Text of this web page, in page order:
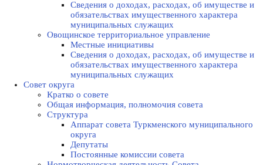
Сведения о доходах, расходах, об имуществе и
обязательствах имущественного характера
муниципальных служащих
Овощинское территориальное управление
Местные инициативы
Сведения о доходах, расходах, об имуществе и
обязательствах имущественного характера
муниципальных служащих
Совет округа
Кратко о совете
Общая информация, полномочия совета
Структура
Аппарат совета Туркменского муниципального
округа
Депутаты
Постоянные комиссии совета